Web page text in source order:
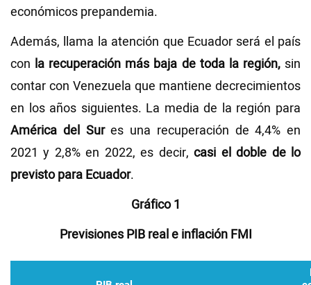
económicos prepandemia.
Además, llama la atención que Ecuador será el país
con la recuperación más baja de toda la región,sin
contar con Venezuela que mantiene decrecimientos
en los años siguientes. La media de la región para
América del Sures una recuperación de 4,4% en
2021 y 2,8% en 2022, es decir,casi el doble de lo
previsto para Ecuador.
Gráfico 1
Previsiones PIB real e inflación FMI